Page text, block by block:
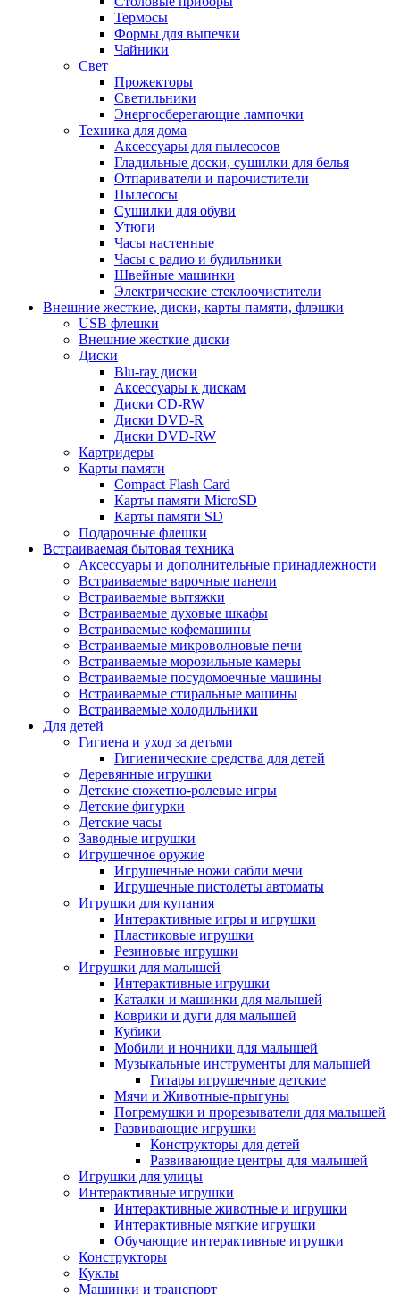
Термосы
Формы для выпечки
Чайники
Свет
Прожекторы
Светильники
Энергосберегающие лампочки
Техника для дома
Аксессуары для пылесосов
Гладильные доски, сушилки для белья
Отпариватели и парочистители
Пылесосы
Сушилки для обуви
Утюги
Часы настенные
Часы с радио и будильники
Швейные машинки
Электрические стеклоочистители
Внешние жесткие, диски, карты памяти, флэшки
USB флешки
Внешние жесткие диски
Диски
Blu-ray диски
Аксессуары к дискам
Диски CD-RW
Диски DVD-R
Диски DVD-RW
Картридеры
Карты памяти
Compact Flash Card
Карты памяти MicroSD
Карты памяти SD
Подарочные флешки
Встраиваемая бытовая техника
Аксессуары и дополнительные принадлежности
Встраиваемые варочные панели
Встраиваемые вытяжки
Встраиваемые духовые шкафы
Встраиваемые кофемашины
Встраиваемые микроволновые печи
Встраиваемые морозильные камеры
Встраиваемые посудомоечные машины
Встраиваемые стиральные машины
Встраиваемые холодильники
Для детей
Гигиена и уход за детьми
Гигиенические средства для детей
Деревянные игрушки
Детские сюжетно-ролевые игры
Детские фигурки
Детские часы
Заводные игрушки
Игрушечное оружие
Игрушечные ножи сабли мечи
Игрушечные пистолеты автоматы
Игрушки для купания
Интерактивные игры и игрушки
Пластиковые игрушки
Резиновые игрушки
Игрушки для малышей
Интерактивные игрушки
Каталки и машинки для малышей
Коврики и дуги для малышей
Кубики
Мобили и ночники для малышей
Музыкальные инструменты для малышей
Гитары игрушечные детские
Мячи и Животные-прыгуны
Погремушки и прорезыватели для малышей
Развивающие игрушки
Конструкторы для детей
Развивающие центры для малышей
Игрушки для улицы
Интерактивные игрушки
Интерактивные животные и игрушки
Интерактивные мягкие игрушки
Обучающие интерактивные игрушки
Конструкторы
Куклы
Машинки и транспорт